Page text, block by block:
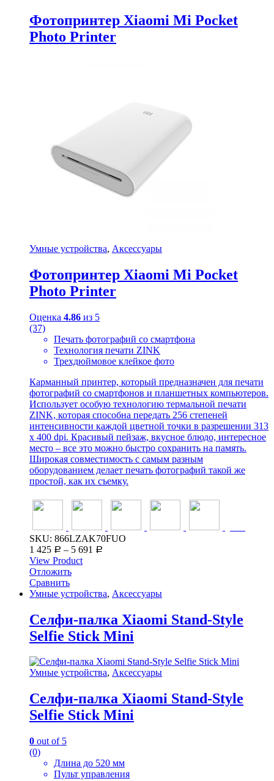
Фотопринтер Xiaomi Mi Pocket
Photo Printer
Умные устройства, Аксессуары
Фотопринтер Xiaomi Mi Pocket
Photo Printer
Оценка 4.86 из 5
(37)
Печать фотографий со смартфона
Технология печати ZINK
Трехдюймовое клейкое фото
Карманный принтер, который предназначен для печати
фотографий со смартфонов и планшетных компьютеров.
Использует особую технологию термальной печати
ZINK, которая способна передать 256 степеней
интенсивности каждой цветной точки в разрешении 313
х 400 dpi. Красивый пейзаж, вкусное блюдо, интересное
место – все это можно быстро сохранить на память.
Широкая совместимость с самым разным
оборудованием делает печать фотографий такой же
простой, как их съемку.
SKU: 866LZAK70FUO
1 425 Р – 5 691 Р
View Product
Отложить
Сравнить
Умные устройства, Аксессуары
Селфи-палка Xiaomi Stand-Style
Selfie Stick Mini
Умные устройства, Аксессуары
Селфи-палка Xiaomi Stand-Style
Selfie Stick Mini
0 out of 5
(0)
Длина до 520 мм
Пульт управления